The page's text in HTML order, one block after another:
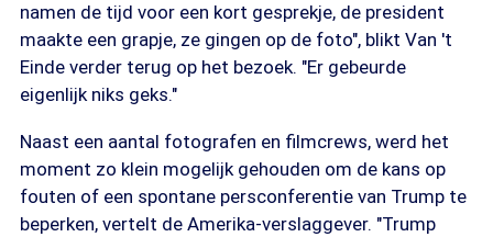
namen de tijd voor een kort gesprekje, de president
maakte een grapje, ze gingen op de foto", blikt Van 't
Einde verder terug op het bezoek. "Er gebeurde
eigenlijk niks geks."
Naast een aantal fotografen en filmcrews, werd het
moment zo klein mogelijk gehouden om de kans op
fouten of een spontane persconferentie van Trump te
beperken, vertelt de Amerika-verslaggever. "Trump